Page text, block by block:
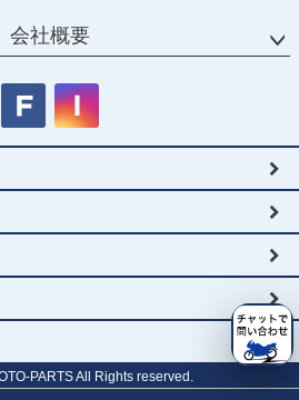
会社概要
PARTS All Rights reserved.